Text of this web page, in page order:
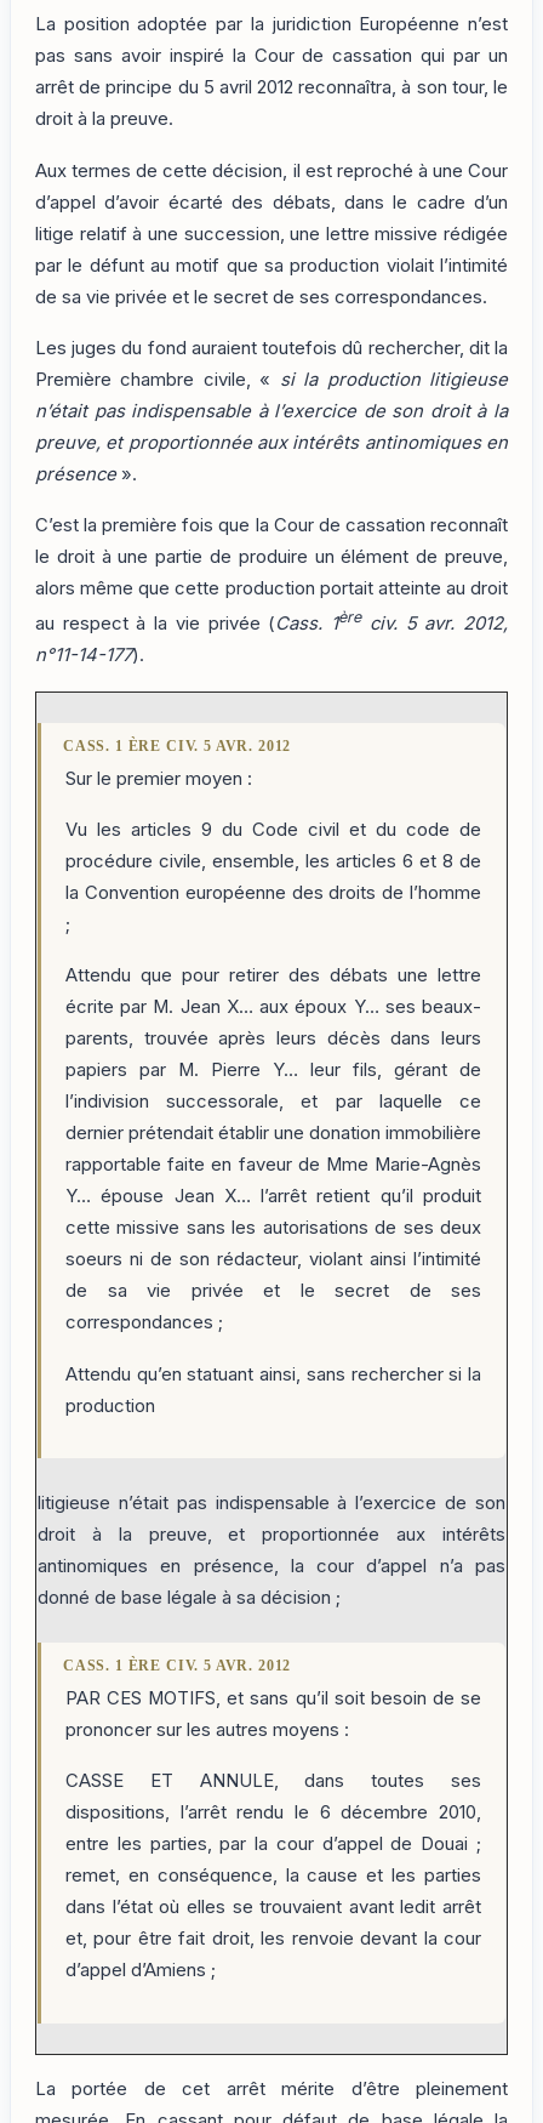
La position adoptée par la juridiction Européenne n’est
pas sans avoir inspiré la Cour de cassation qui par un
arrêt de principe du 5 avril 2012 reconnaîtra, à son tour, le
droit à la preuve.
Aux termes de cette décision, il est reproché à une Cour
d’appel d’avoir écarté des débats, dans le cadre d’un
litige relatif à une succession, une lettre missive rédigée
par le défunt au motif que sa production violait l’intimité
de sa vie privée et le secret de ses correspondances.
Les juges du fond auraient toutefois dû rechercher, dit la
Première chambre civile, « si la production litigieuse
n’était pas indispensable à l’exercice de son droit à la
preuve, et proportionnée aux intérêts antinomiques en
présence».
C’est la première fois que la Cour de cassation reconnaît
le droit à une partie de produire un élément de preuve,
alors même que cette production portait atteinte au droit
au respect à la vie privée (Cass. 1èreciv. 5 avr. 2012,
n°11-14-177).
CASS. 1 ÈRE CIV. 5 AVR. 2012
Sur le premier moyen :
Vu les articles 9 du Code civil et du code de
procédure civile, ensemble, les articles 6 et 8 de
la Convention européenne des droits de l’homme
;
Attendu que pour retirer des débats une lettre
écrite par M. Jean X… aux époux Y… ses beaux-
parents, trouvée après leurs décès dans leurs
papiers par M. Pierre Y… leur fils, gérant de
l’indivision successorale, et par laquelle ce
dernier prétendait établir une donation immobilière
rapportable faite en faveur de Mme Marie-Agnès
Y… épouse Jean X… l’arrêt retient qu’il produit
cette missive sans les autorisations de ses deux
soeurs ni de son rédacteur, violant ainsi l’intimité
de sa vie privée et le secret de ses
correspondances ;
Attendu qu’en statuant ainsi, sans rechercher si la
production
litigieuse n’était pas indispensable à l’exercice de son
droit à la preuve, et proportionnée aux intérêts
antinomiques en présence, la cour d’appel n’a pas
donné de base légale à sa décision ;
CASS. 1 ÈRE CIV. 5 AVR. 2012
PAR CES MOTIFS, et sans qu’il soit besoin de se
prononcer sur les autres moyens :
CASSE ET ANNULE, dans toutes ses
dispositions, l’arrêt rendu le 6 décembre 2010,
entre les parties, par la cour d’appel de Douai ;
remet, en conséquence, la cause et les parties
dans l’état où elles se trouvaient avant ledit arrêt
et, pour être fait droit, les renvoie devant la cour
d’appel d’Amiens ;
La portée de cet arrêt mérite d’être pleinement